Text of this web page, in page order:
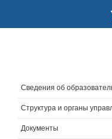
Сведения об
Структура и органы
Документы